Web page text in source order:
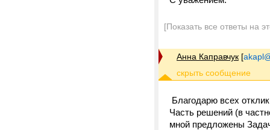
[Показать все ответы на
Анна Каправчук [
Благодарю всех
Часть решений (в
мной предложены